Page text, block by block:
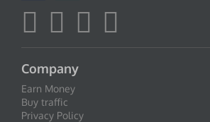
Company
Earn Money
Buy traffic
Privacy Policy